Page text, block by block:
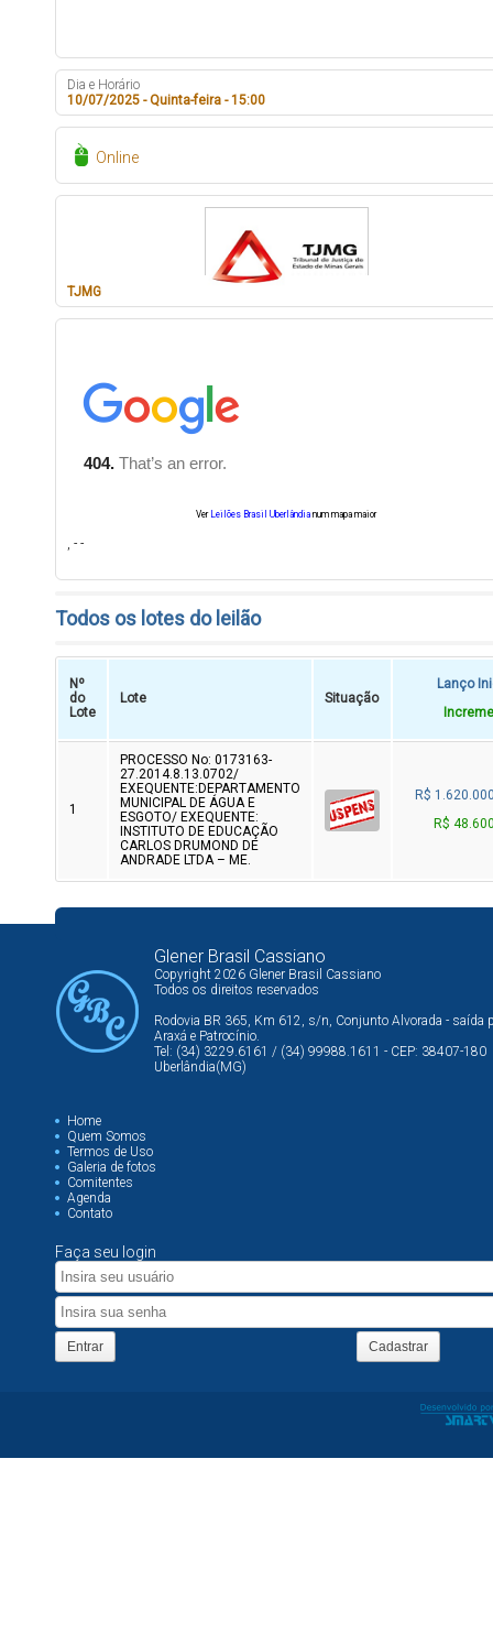
Dia e Horário
10/07/2025 - Quinta-feira - 15:00
Online
TJMG
Ver Leilões Brasil Uberlândia num mapa maior
, - -
Todos os lotes do leilão
Nº
do
Lote
Lote Situação
Lanço
1
PROCESSO No: 0173163-
27.2014.8.13.0702/
EXEQUENTE:DEPARTAMENTO
MUNICIPAL DE ÁGUA E
ESGOTO/ EXEQUENTE:
INSTITUTO DE EDUCAÇÃO
CARLOS DRUMOND DE
ANDRADE LTDA – ME.
R$
R$
Glener Brasil Cassiano
Copyright 2026 Glener Brasil Cassiano
Todos os direitos reservados
Rodovia BR 365, Km 612, s/n, Conjunto Alvorada - saída
Araxá e Patrocínio.
Tel: (34) 3229.6161 / (34) 99988.1611 - CEP: 38407-180
Uberlândia(MG)
Home
Quem Somos
Termos de Uso
Galeria de fotos
Comitentes
Agenda
Contato
Faça seu login
Entrar Cadastrar